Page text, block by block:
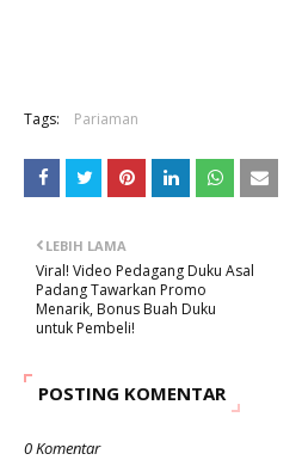
Tags: Pariaman
LEBIH LAMA
Viral! Video Pedagang Duku Asal
Padang Tawarkan Promo
Menarik, Bonus Buah Duku
untuk Pembeli!
POSTING KOMENTAR
0 Komentar